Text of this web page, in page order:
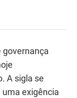
governança
A sigla se
exigência